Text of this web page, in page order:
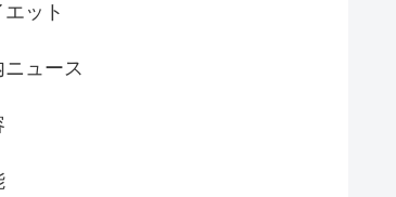
エット
ニュース